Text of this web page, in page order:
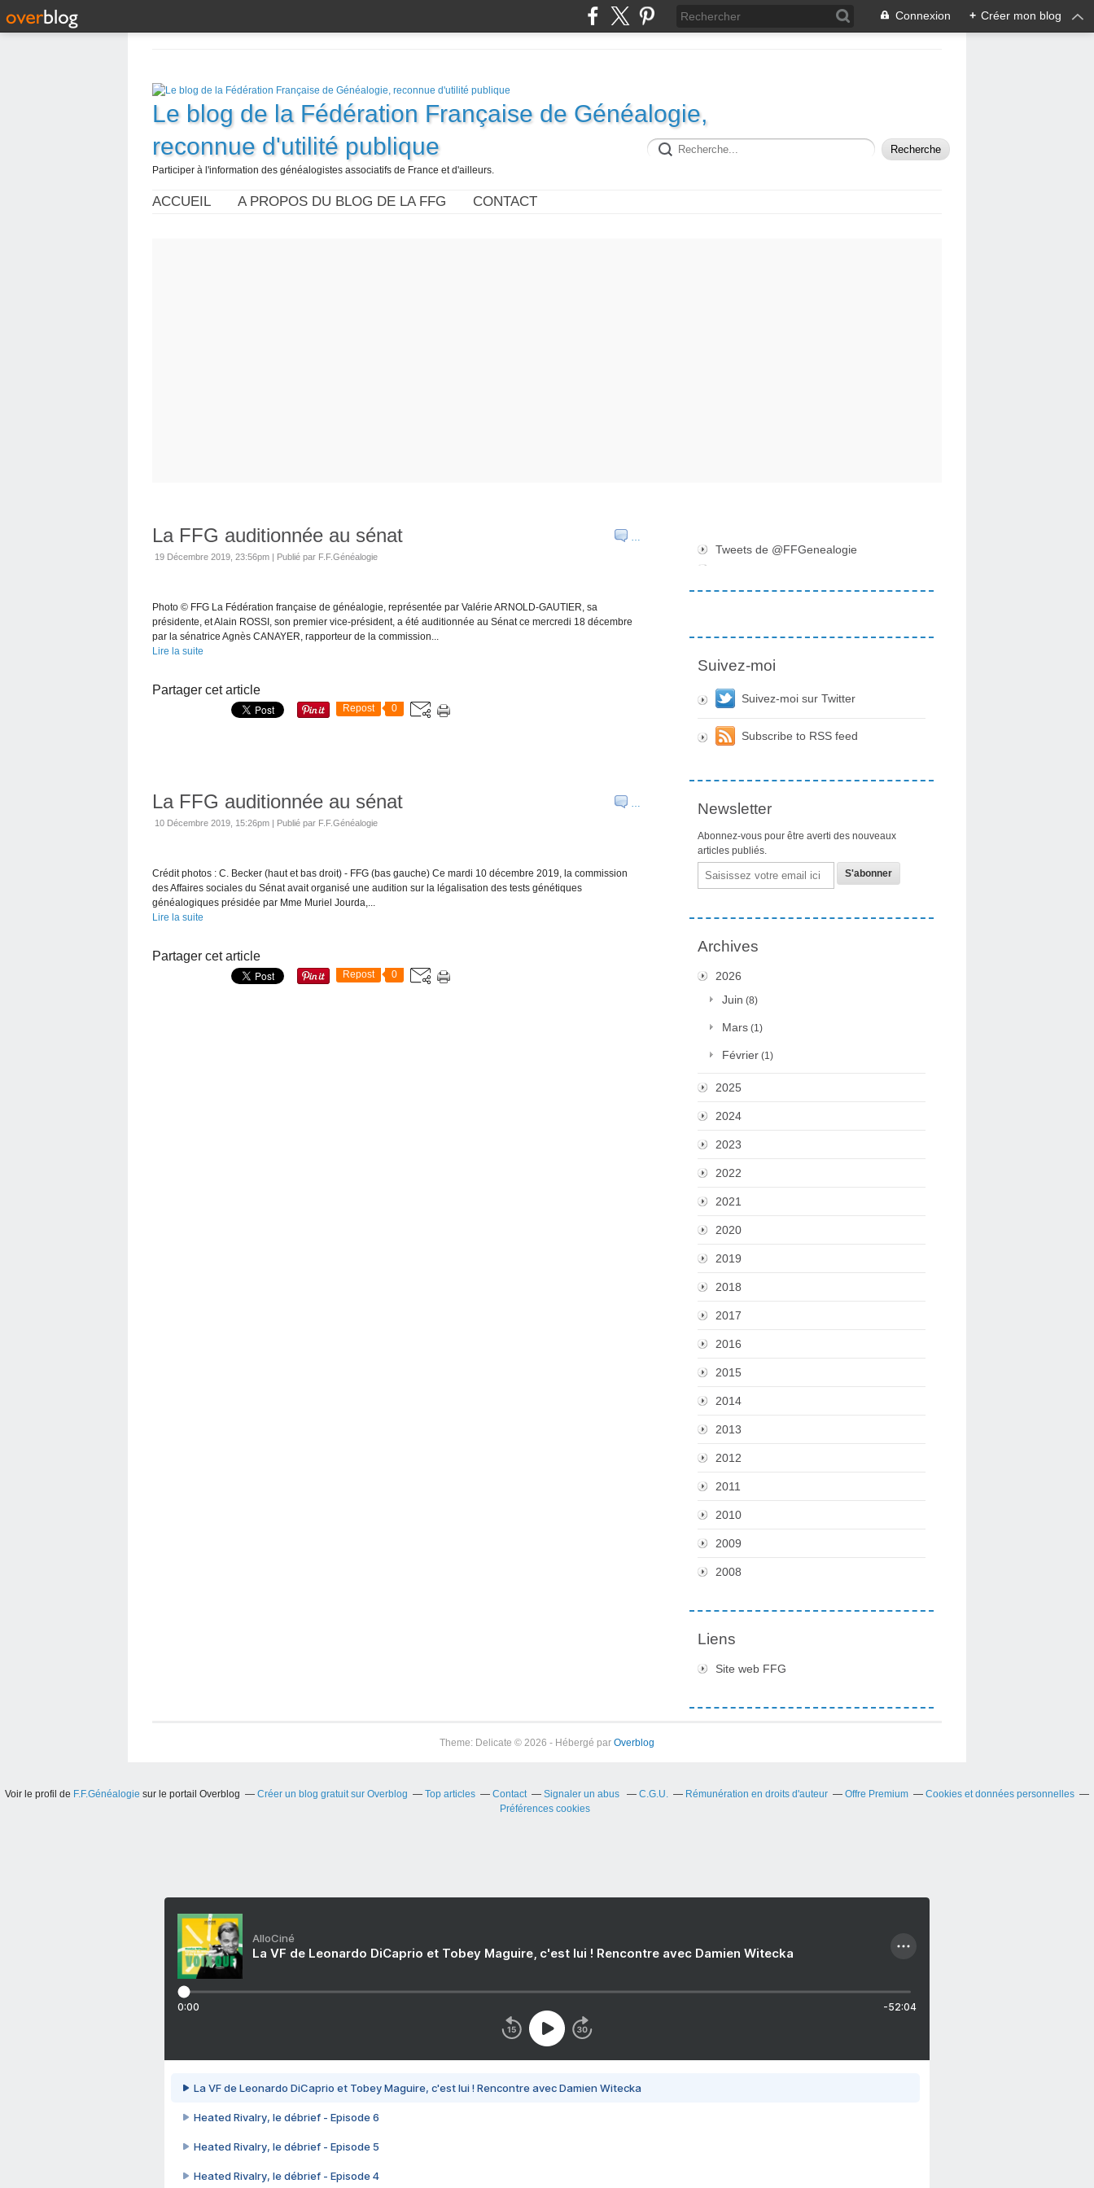
Connexion + Créer mon blog
Le blog de la Fédération Française de Généalogie,
reconnue d'utilité publique
Participer à l'information des généalogistes associatifs de France et d'ailleurs.
ACCUEIL A PROPOS DU BLOG DE LA FFG CONTACT
…
La FFG auditionnée au sénat
19 Décembre 2019, 23:56pm | Publié par F.F.Généalogie
Photo © FFG La Fédération française de généalogie, représentée par Valérie ARNOLD-GAUTIER, sa
présidente, et Alain ROSSI, son premier vice-président, a été auditionnée au Sénat ce mercredi 18 décembre
par la sénatrice Agnès CANAYER, rapporteur de la commission...
Lire la suite
Partager cet article
Repost 0
…
La FFG auditionnée au sénat
10 Décembre 2019, 15:26pm | Publié par F.F.Généalogie
Crédit photos : C. Becker (haut et bas droit) - FFG (bas gauche) Ce mardi 10 décembre 2019, la commission
des Affaires sociales du Sénat avait organisé une audition sur la légalisation des tests génétiques
généalogiques présidée par Mme Muriel Jourda,...
Lire la suite
Partager cet article
Repost 0
Tweets de @FFGenealogie
Suivez-moi
Suivez-moi sur Twitter
Subscribe to RSS feed
Newsletter
Abonnez-vous pour être averti des nouveaux
articles publiés.
Email
Archives
2026
Juin (8)
Mars (1)
Février (1)
2025
2024
2023
2022
2021
2020
2019
2018
2017
2016
2015
2014
2013
2012
2011
2010
2009
2008
Liens
Site web FFG
Theme: Delicate © 2026 - Hébergé par Overblog
Voir le profil de F.F.Généalogie sur le portail Overblog Créer un blog gratuit sur Overblog Top articles Contact Signaler un abus C.G.U. Rémunération en droits d'auteur Offre Premium
Cookies et données personnelles
Préférences cookies
AlloCiné
La VF de Leonardo DiCaprio et Tobey Maguire, c'est lui ! Rencontre avec Damien Witecka
0:00 -52:04
La VF de Leonardo DiCaprio et Tobey Maguire, c'est lui ! Rencontre avec Damien Witecka
Heated Rivalry, le débrief - Episode 6
Heated Rivalry, le débrief - Episode 5
Heated Rivalry, le débrief - Episode 4